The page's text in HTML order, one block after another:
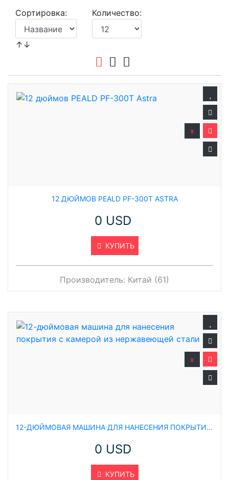
Сортировка:
↑↓
Количество:
12 ДЮЙМОВ PEALD PF-300T ASTRA
0 USD
КУПИТЬ
x
Производитель: Китай (61)
12-ДЮЙМОВАЯ МАШИНА ДЛЯ НАНЕСЕНИЯ ПОКРЫТИЯ С КАМЕРОЙ ИЗ НЕРЖАВЕЮЩЕЙ СТАЛИ
0 USD
КУПИТЬ
x